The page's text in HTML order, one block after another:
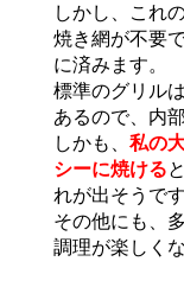
しかし、これ
焼き網が不要
に済みます。
標準のグリル
あるので、内
しかも、 私の
シーに焼ける
れが出そうです
その他にも、
調理が楽しく